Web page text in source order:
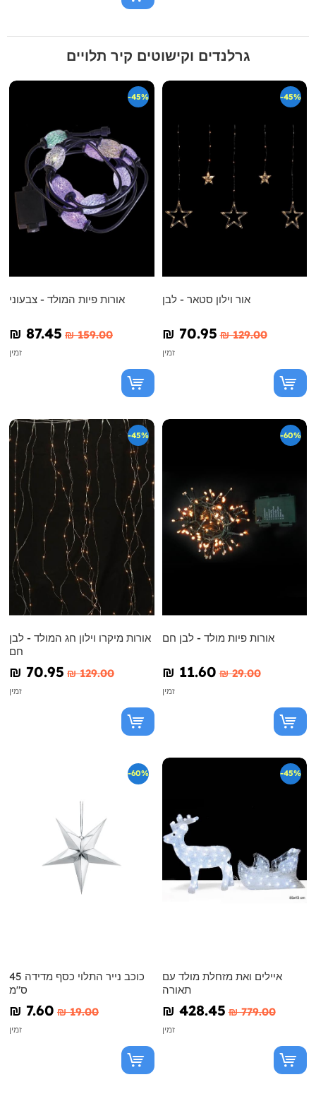
גרלנדים וקישוטים קיר תלויים
-45%
אורות פיות המולד - צבעוני
₪‎ 87.45 ₪‎ 159.00
זמין
-45%
אור וילון סטאר - לבן
₪‎ 70.95 ₪‎ 129.00
זמין
-45%
אורות מיקרו וילון חג המולד - לבן
חם
₪‎ 70.95 ₪‎ 129.00
זמין
-60%
אורות פיות מולד - לבן חם
₪‎ 11.60 ₪‎ 29.00
זמין
-60%
כוכב נייר התלוי כסף מדידה 45
ס"מ
₪‎ 7.60 ₪‎ 19.00
זמין
-45%
איילים ואת מזחלת מולד עם
תאורה
₪‎ 428.45 ₪‎ 779.00
זמין